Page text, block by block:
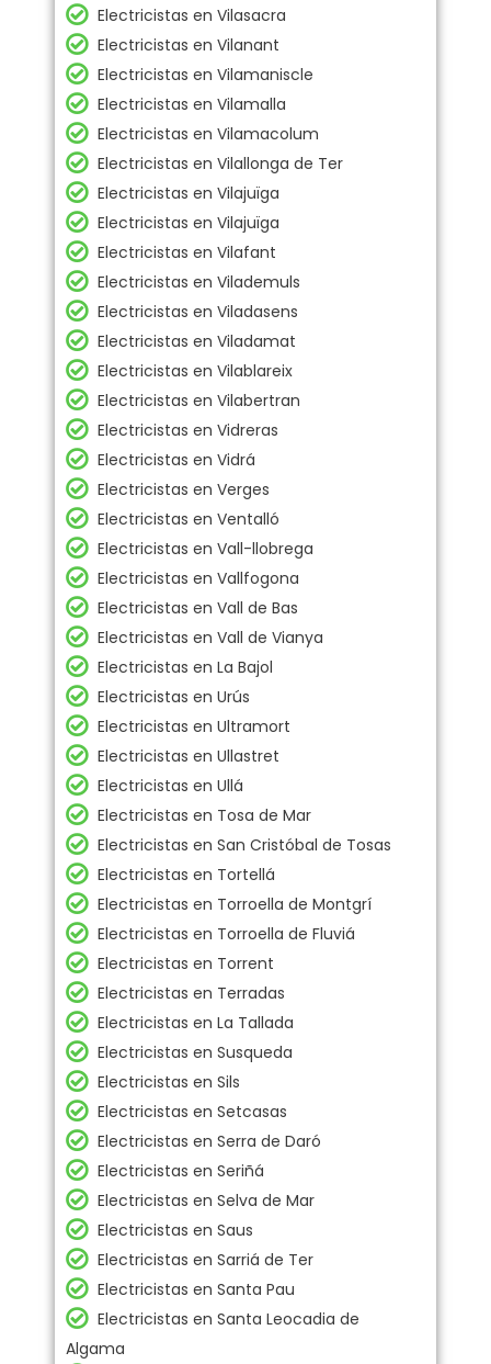
Electricistas en Vilasacra
Electricistas en Vilanant
Electricistas en Vilamaniscle
Electricistas en Vilamalla
Electricistas en Vilamacolum
Electricistas en Vilallonga de Ter
Electricistas en Vilajuïga
Electricistas en Vilajuïga
Electricistas en Vilafant
Electricistas en Vilademuls
Electricistas en Viladasens
Electricistas en Viladamat
Electricistas en Vilablareix
Electricistas en Vilabertran
Electricistas en Vidreras
Electricistas en Vidrá
Electricistas en Verges
Electricistas en Ventalló
Electricistas en Vall-llobrega
Electricistas en Vallfogona
Electricistas en Vall de Bas
Electricistas en Vall de Vianya
Electricistas en La Bajol
Electricistas en Urús
Electricistas en Ultramort
Electricistas en Ullastret
Electricistas en Ullá
Electricistas en Tosa de Mar
Electricistas en San Cristóbal de Tosas
Electricistas en Tortellá
Electricistas en Torroella de Montgrí
Electricistas en Torroella de Fluviá
Electricistas en Torrent
Electricistas en Terradas
Electricistas en La Tallada
Electricistas en Susqueda
Electricistas en Sils
Electricistas en Setcasas
Electricistas en Serra de Daró
Electricistas en Seriñá
Electricistas en Selva de Mar
Electricistas en Saus
Electricistas en Sarriá de Ter
Electricistas en Santa Pau
Electricistas en Santa Leocadia de
Algama